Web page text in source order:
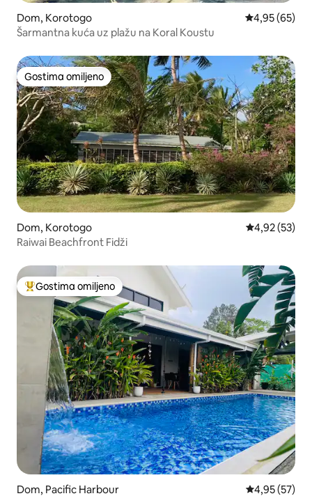
Dom, Korotogo Prosečna
4,95 (65)
Šarmantna kuća uz plažu na Koral Koustu
Gostima omiljeno
Gostima omiljeno
Dom, Korotogo Prosečna
4,92 (53)
Raiwai Beachfront Fidži
Najuspešniji među gostima omiljenim
Gostima omiljeno
Dom, Pacific Harbour Prosečna
4,95 (57)